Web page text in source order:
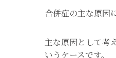
合併症の主な原因
主な原因として考
いうケースです。